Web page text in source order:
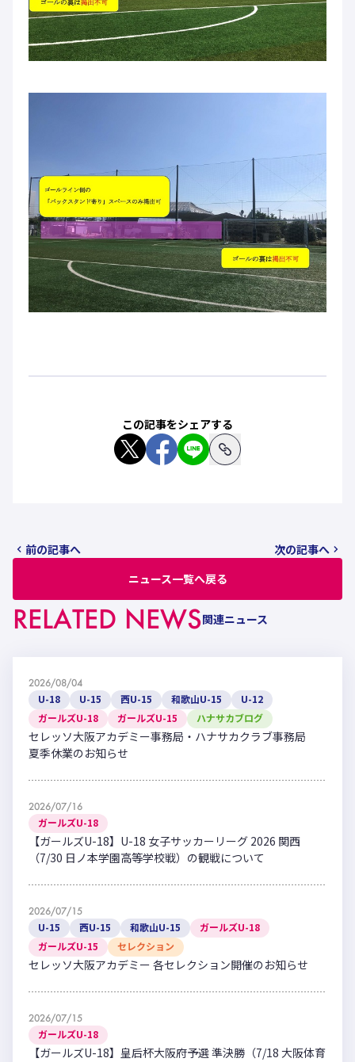
この記事をシェアする
前の記事へ
ニュース一覧へ戻る
次の記事へ
RELATED NEWS関連ニュース
2026/08/04
U-18 U-15 西U-15 和歌山U-15
U-12
ガールズU-18
ガールズU-15 ハナサカブログ
セレッソ大阪アカデミー事務局・ハナサカクラブ事務局
夏季休業のお知らせ
2026/07/16
ガールズU-18
【ガールズU-18】U-18 女子サッカーリーグ 2026 関西
（7/30 日ノ本学園高等学校戦）の観戦について
2026/07/15
U-15 西U-15 和歌山U-15
ガールズU-18
ガールズU-15
セレクション
セレッソ大阪アカデミー 各セレクション開催のお知らせ
2026/07/15
ガールズU-18
【ガールズU-18】皇后杯大阪府予選 準決勝（7/18 大阪体育